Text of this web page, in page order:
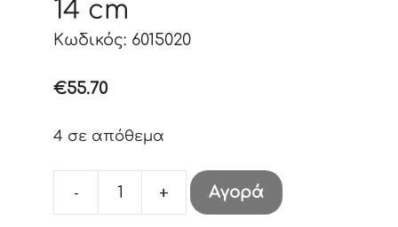
14 cm
Κωδικός: 6015020
€55.70
4 σε απόθεμα
-
Gus
+ Αγορά